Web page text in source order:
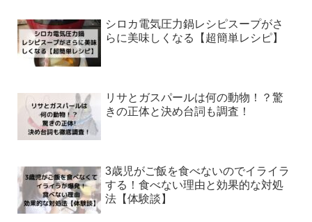
シロカ電気圧力鍋レシピスープがさ
らに美味しくなる【超簡単レシピ】
リサとガスパールは何の動物！？驚
きの正体と決め台詞も調査！
3歳児がご飯を食べないのでイライラ
する！食べない理由と効果的な対処
法【体験談】